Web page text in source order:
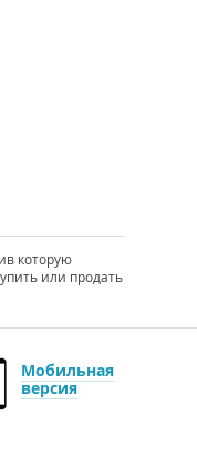
которую
или продать
Мобильная
версия